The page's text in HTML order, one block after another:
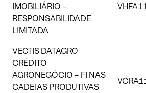
IMOBILIÁRIO –
RESPONSABILIDADE
LIMITADA
VECTIS DATAGRO
CRÉDITO
AGRONEGÓCIO – FI NAS
CADEIAS PRODUTIVAS